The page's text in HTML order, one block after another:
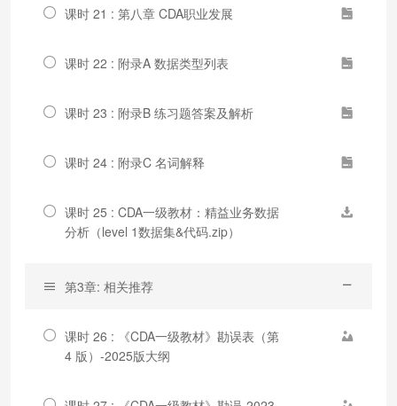
课时 21 : 第八章 CDA职业发展
课时 22 : 附录A 数据类型列表
课时 23 : 附录B 练习题答案及解析
课时 24 : 附录C 名词解释
课时 25 : CDA一级教材：精益业务数据
分析（level 1数据集&代码.zip）
第3章: 相关推荐
课时 26 : 《CDA一级教材》勘误表（第
4 版）-2025版大纲